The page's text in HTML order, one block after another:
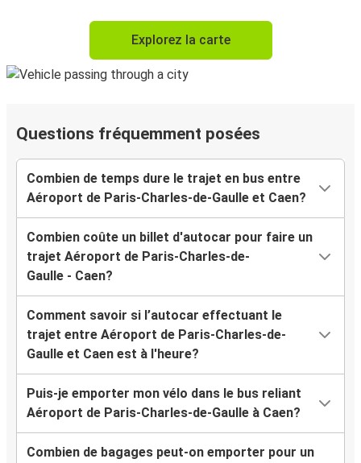
Explorez la carte
Questions fréquemment posées
Combien de temps dure le trajet en bus entre
Aéroport de Paris-Charles-de-Gaulle et Caen?
Combien coûte un billet d'autocar pour faire un
trajet Aéroport de Paris-Charles-de-
Gaulle - Caen?
Comment savoir si l’autocar effectuant le
trajet entre Aéroport de Paris-Charles-de-
Gaulle et Caen est à l'heure?
Puis-je emporter mon vélo dans le bus reliant
Aéroport de Paris-Charles-de-Gaulle à Caen?
Combien de bagages peut-on emporter pour un